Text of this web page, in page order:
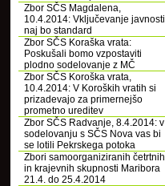
Zbor SČS Magdalena,
10.4.2014: Vključevanje javnosti
naj bo standard
Zbor SČS Koraška vrata:
Poskušali bomo vzpostaviti
plodno sodelovanje z MČ
Zbor SČS Koroška vrata,
10.4.2014: V Koroških vratih si
prizadevajo za primernejšo
prometno ureditev
Zbor SČS Radvanje, 8.4.2014: v
sodelovanju s SČS Nova vas bi
se lotili Pekrskega potoka
Zbori samoorganiziranih četrtnih
in krajevnih skupnosti Maribora
21.4. do 25.4.2014